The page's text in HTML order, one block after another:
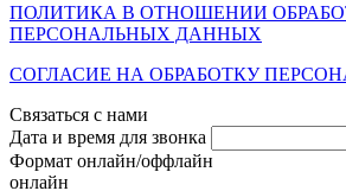
ПОЛИТИКА В ОТНОШЕНИИ
ПЕРСОНАЛЬНЫХ ДАННЫХ
СОГЛАСИЕ НА ОБРАБОТКУ
Связаться с нами
Дата и время для звонка
Формат онлайн/оффлайн
онлайн